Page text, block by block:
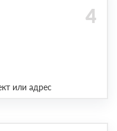
или адрес